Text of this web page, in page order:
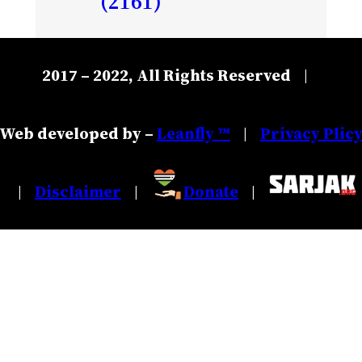
2017 – 2022, All Rights Reserved |
Web developed by –Leanfly ™ | Privacy Plicy
| Disclaimer | Donate |